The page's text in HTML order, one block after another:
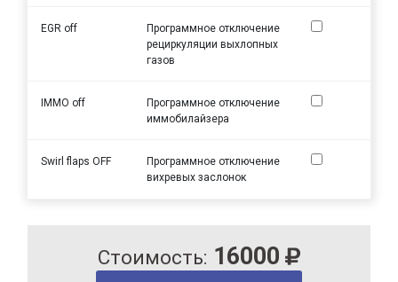
EGR off
Программное отключение
рециркуляции выхлопных
газов
IMMO off
Программное отключение
иммобилайзера
Swirl flaps OFF
Программное отключение
вихревых заслонок
Стоимость: 16000